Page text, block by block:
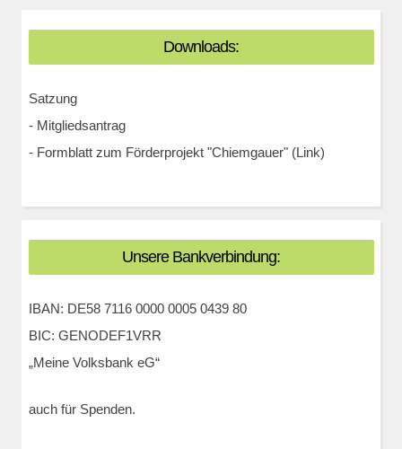
Downloads:
Satzung
- Mitgliedsantrag
- Formblatt zum Förderprojekt "Chiemgauer" (Link)
Unsere Bankverbindung:
IBAN: DE58 7116 0000 0005 0439 80
BIC: GENODEF1VRR
„Meine Volksbank eG“
auch für Spenden.